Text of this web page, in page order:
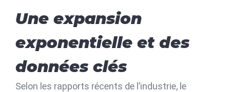
Une expansion
exponentielle et des
données clés
Selon les rapports récents de l’industrie, le